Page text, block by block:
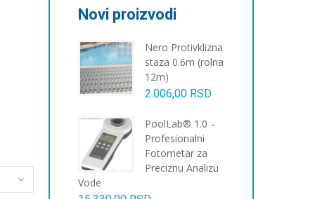
Novi proizvodi
Nero Protivklizna
staza 0.6m (rolna
12m)
2.006,00 RSD
PoolLab® 1.0 –
Profesionalni
Fotometar za
Preciznu Analizu
Vode